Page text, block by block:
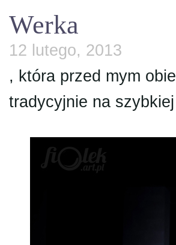
Werka
12 lutego, 2013
, która przed mym
tradycyjnie na